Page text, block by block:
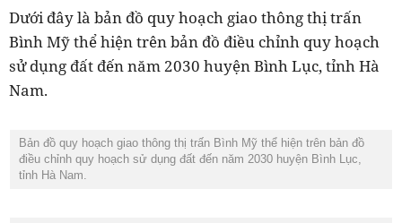
Dưới đây là bản đồ quy hoạch giao thông thị trấn
Bình Mỹ thể hiện trên bản đồ điều chỉnh quy hoạch
sử dụng đất đến năm 2030 huyện Bình Lục, tỉnh Hà
Nam.
Bản đồ quy hoạch giao thông thị trấn Bình Mỹ thể hiện trên bản đồ
điều chỉnh quy hoạch sử dụng đất đến năm 2030 huyện Bình Lục,
tỉnh Hà Nam.